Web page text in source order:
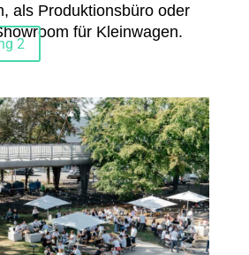
als Produktionsbüro oder
für Kleinwagen.
2